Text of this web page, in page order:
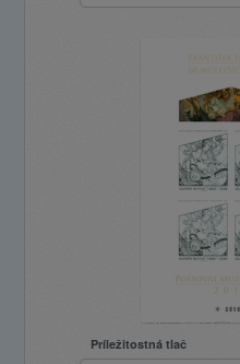
Príležitostná tlač